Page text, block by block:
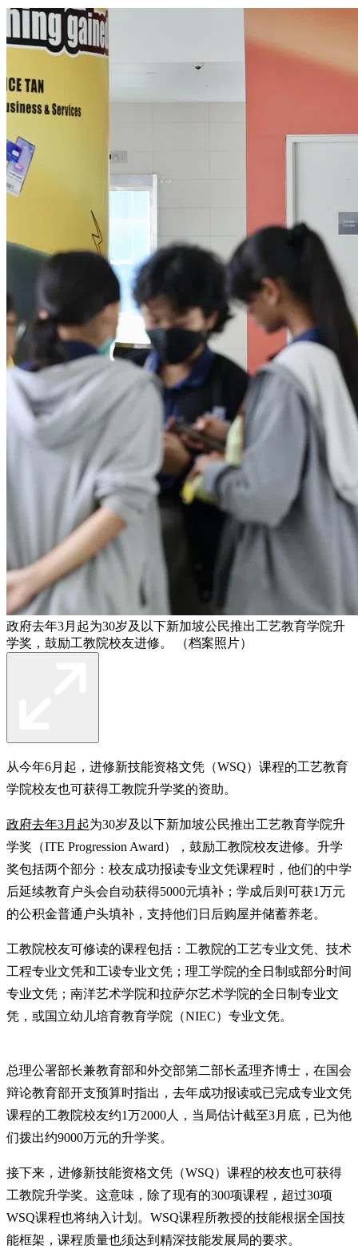
政府去年3月起为30岁及以下新加坡公民推出工艺教育学院升
学奖，鼓励工教院校友进修。 （档案照片）
从今年6月起，进修新技能资格文凭（WSQ）课程的工艺教育
学院校友也可获得工教院升学奖的资助。
政府去年3月起为30岁及以下新加坡公民推出工艺教育学院升
学奖（ITE Progression Award），鼓励工教院校友进修。升学
奖包括两个部分：校友成功报读专业文凭课程时，他们的中学
后延续教育户头会自动获得5000元填补；学成后则可获1万元
的公积金普通户头填补，支持他们日后购屋并储蓄养老。
工教院校友可修读的课程包括：工教院的工艺专业文凭、技术
工程专业文凭和工读专业文凭；理工学院的全日制或部分时间
专业文凭；南洋艺术学院和拉萨尔艺术学院的全日制专业文
凭，或国立幼儿培育教育学院（NIEC）专业文凭。
总理公署部长兼教育部和外交部第二部长孟理齐博士，在国会
辩论教育部开支预算时指出，去年成功报读或已完成专业文凭
课程的工教院校友约1万2000人，当局估计截至3月底，已为他
们拨出约9000万元的升学奖。
接下来，进修新技能资格文凭（WSQ）课程的校友也可获得
工教院升学奖。这意味，除了现有的300项课程，超过30项
WSQ课程也将纳入计划。WSQ课程所教授的技能根据全国技
能框架，课程质量也须达到精深技能发展局的要求。